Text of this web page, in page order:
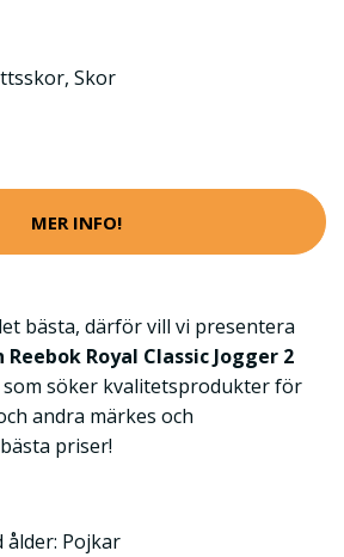
, Skor
MER INFO!
bästa, därför vill vi presentera
Royal Classic Jogger 2
söker kvalitetsprodukter för
andra märkes och
priser!
ålder: Pojkar